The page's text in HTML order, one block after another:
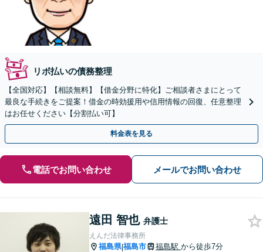
リボ払いの債務整理
【全国対応】【相談無料】【借金分野に特化】ご相談者さまにとって
最良な手続きをご提案！借金の時効援用や信用情報の回復、任意整理
はお任せください【分割払い可】
料金表を見る
電話でお問い合わせ メールでお問い合わせ
遠田 智也 弁護士
えんだ法律事務所
福島県|福島市 福島駅 から徒歩7分